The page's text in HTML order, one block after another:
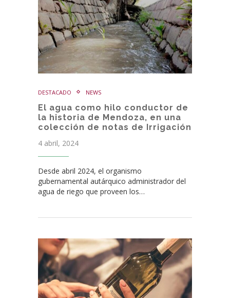
DESTACADO NEWS
El agua como hilo conductor de
la historia de Mendoza, en una
colección de notas de Irrigación
4 abril, 2024
Desde abril 2024, el organismo
gubernamental autárquico administrador del
agua de riego que proveen los…